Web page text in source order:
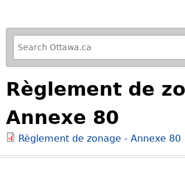
R
e
f
i
n
e
y
o
u
Règlement de
Annexe 80
Règlement de zonage - Annexe 80